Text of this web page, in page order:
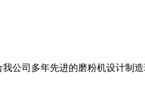
公司多年先进的磨粉机设计制